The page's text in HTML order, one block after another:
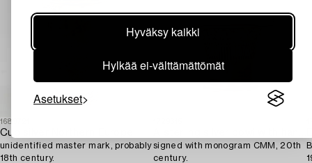
Hyväksy kaikki
Hylkää ei-välttämättömät
Asetukset
1689721
Cup silver Northern Europe,
unidentified master mark, probably
18th century.
signed with monogram CMM, 20th
century.